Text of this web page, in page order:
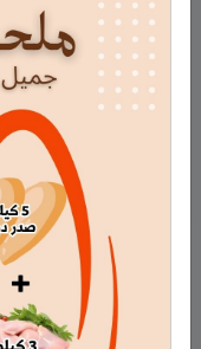
درون تجسس
كشفت الصين مؤخرًا
بحجم بعوضة،
الذي عُرض في
من مشبك ورق